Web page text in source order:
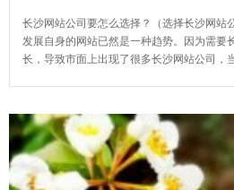
长沙网站公司要怎么选择？（选择长沙网站
发展自身的网站已然是一种趋势。因为需要
长，导致市面上出现了很多长沙网站公司，